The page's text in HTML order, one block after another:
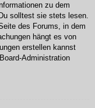
zu dem
solltest sie stets lesen.
des Forums, in dem
hängt es von
erstellen kannst
Administration